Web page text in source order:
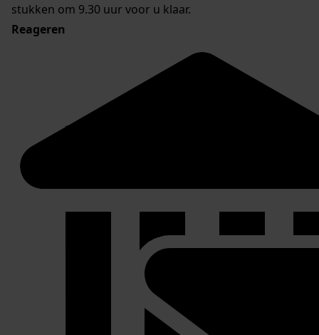
stukken om 9.30 uur voor u klaar.
Reageren